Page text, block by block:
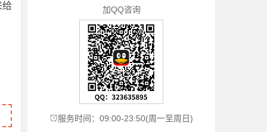
加QQ咨询
服务时间：09:00-23:50(周一至周日)